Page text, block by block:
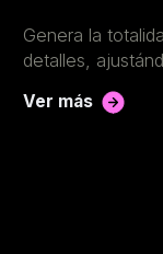
Genera la
detalles,
Ver más